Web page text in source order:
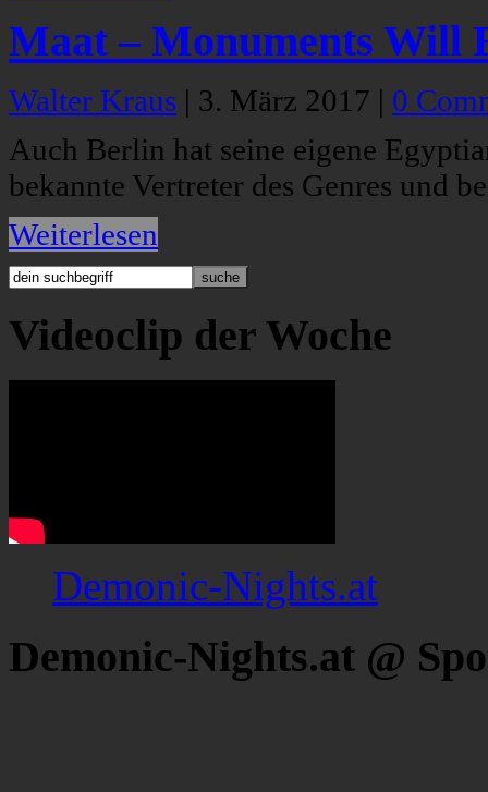
Maat – Monuments Will
Walter Kraus | 3. März 2017 | 0
Auch Berlin hat seine eigene
bekannte Vertreter des Genres und
Weiterlesen
Videoclip der Woche
Demonic-Nights.at
Demonic-Nights.at @